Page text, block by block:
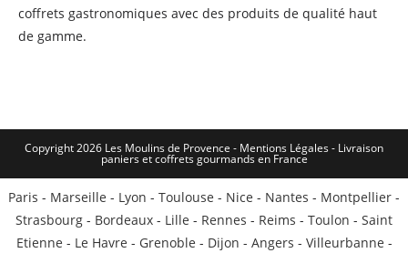
coffrets gastronomiques avec des produits de qualité haut
de gamme.
Copyright 2026 Les Moulins de Provence - Mentions Légales - Livraison
paniers et coffrets gourmands en France
Paris - Marseille - Lyon - Toulouse - Nice - Nantes - Montpellier -
Strasbourg - Bordeaux - Lille - Rennes - Reims - Toulon - Saint
Etienne - Le Havre - Grenoble - Dijon - Angers - Villeurbanne -